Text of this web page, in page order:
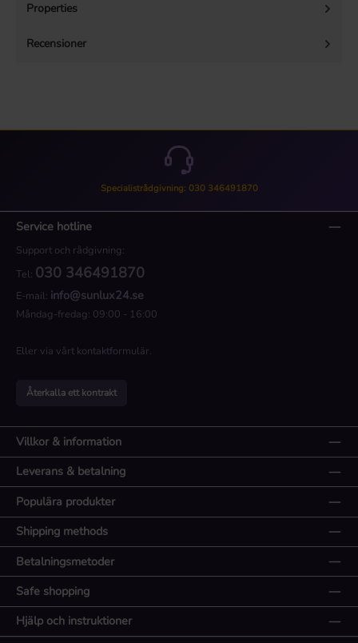
Properties
Recensioner
Specialistrådgivning: 030 346491870
Service hotline
Support och rådgivning:
Tel: 030 346491870
E-mail: info@sunlux24.se
Måndag-fredag: 09:00 - 16:00
Eller via vårt kontaktformulär.
Återkalla ett kontrakt
Villkor & information
Leverans & betalning
Populära produkter
Betalningsmetoder
Shipping methods
Safe shopping
Hjälp och instruktioner